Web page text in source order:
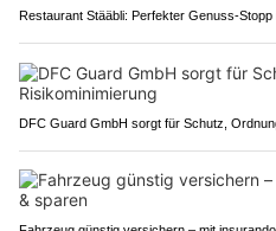
Restaurant Stääbli: Perfekter Genuss-Stopp
DFC Guard GmbH sorgt für Schutz,